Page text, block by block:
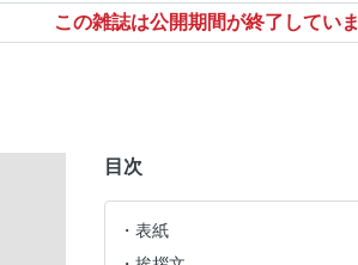
この雑誌は公開期間が終了してい
目次
表紙